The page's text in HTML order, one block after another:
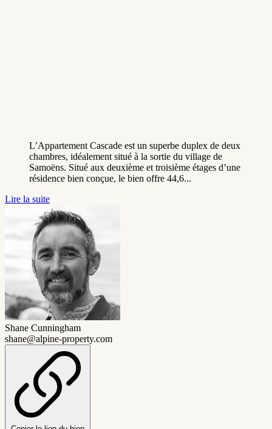
L’Appartement Cascade est un superbe duplex de deux
chambres, idéalement situé à la sortie du village de
Samoëns. Situé aux deuxième et troisième étages d’une
résidence bien conçue, le bien offre 44,6...
Lire la suite
Shane Cunningham
shane@alpine-property.com